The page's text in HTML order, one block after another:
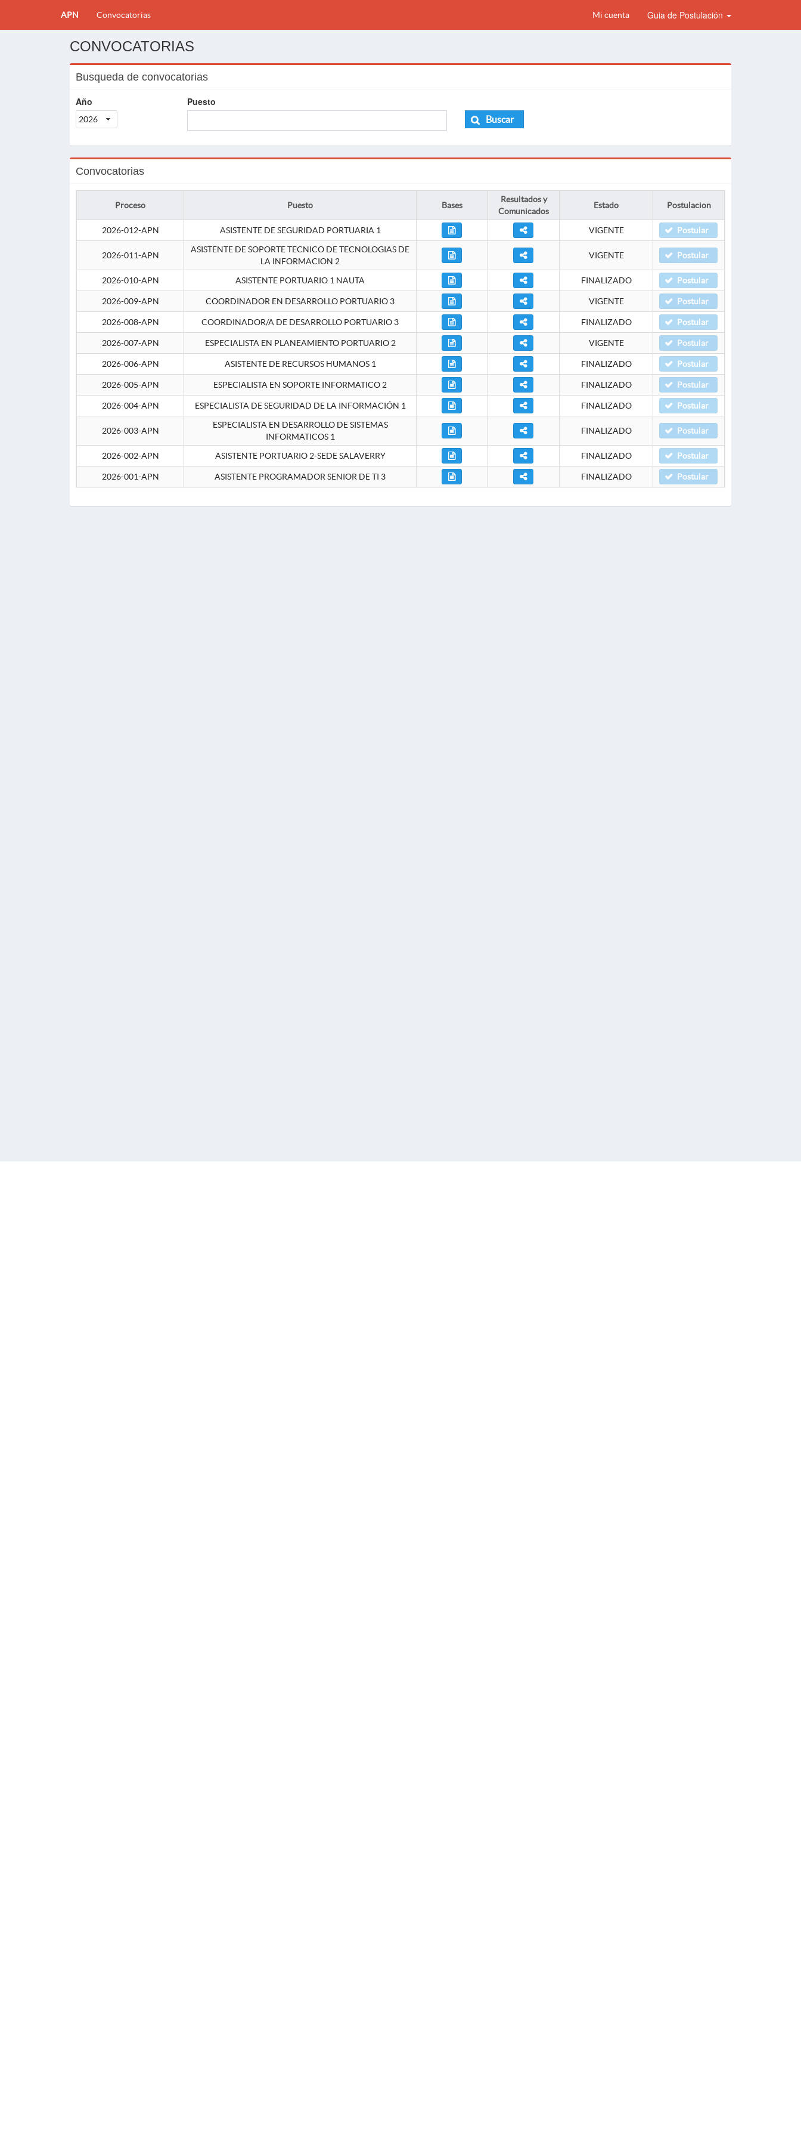
APN Convocatorias Mi cuenta Guia de Postulación
CONVOCATORIAS
Busqueda de convocatorias
Año
2026
Puesto
Buscar
Convocatorias
Proceso Puesto Bases
Resultados y
Comunicados
Estado Postulacion
2026-012-APN ASISTENTE DE SEGURIDAD PORTUARIA 1 VIGENTE Postular
2026-011-APN
ASISTENTE DE SOPORTE TECNICO DE TECNOLOGIAS DE
LA INFORMACION 2
VIGENTE Postular
2026-010-APN ASISTENTE PORTUARIO 1 NAUTA FINALIZADO Postular
2026-009-APN COORDINADOR EN DESARROLLO PORTUARIO 3 VIGENTE Postular
2026-008-APN COORDINADOR/A DE DESARROLLO PORTUARIO 3 FINALIZADO Postular
2026-007-APN ESPECIALISTA EN PLANEAMIENTO PORTUARIO 2 VIGENTE Postular
2026-006-APN ASISTENTE DE RECURSOS HUMANOS 1 FINALIZADO Postular
2026-005-APN ESPECIALISTA EN SOPORTE INFORMATICO 2 FINALIZADO Postular
2026-004-APN ESPECIALISTA DE SEGURIDAD DE LA INFORMACIÓN 1 FINALIZADO Postular
2026-003-APN
ESPECIALISTA EN DESARROLLO DE SISTEMAS
INFORMATICOS 1
FINALIZADO Postular
2026-002-APN ASISTENTE PORTUARIO 2-SEDE SALAVERRY FINALIZADO Postular
2026-001-APN ASISTENTE PROGRAMADOR SENIOR DE TI 3 FINALIZADO Postular